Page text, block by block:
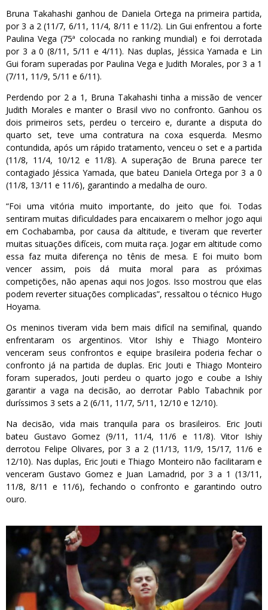
Bruna Takahashi ganhou de Daniela Ortega na primeira partida,
por 3 a 2 (11/7, 6/11, 11/4, 8/11 e 11/2). Lin Gui enfrentou a forte
Paulina Vega (75ª colocada no ranking mundial) e foi derrotada
por 3 a 0 (8/11, 5/11 e 4/11). Nas duplas, Jéssica Yamada e Lin
Gui foram superadas por Paulina Vega e Judith Morales, por 3 a 1
(7/11, 11/9, 5/11 e 6/11).
Perdendo por 2 a 1, Bruna Takahashi tinha a missão de vencer
Judith Morales e manter o Brasil vivo no confronto. Ganhou os
dois primeiros sets, perdeu o terceiro e, durante a disputa do
quarto set, teve uma contratura na coxa esquerda. Mesmo
contundida, após um rápido tratamento, venceu o set e a partida
(11/8, 11/4, 10/12 e 11/8). A superação de Bruna parece ter
contagiado Jéssica Yamada, que bateu Daniela Ortega por 3 a 0
(11/8, 13/11 e 11/6), garantindo a medalha de ouro.
“Foi uma vitória muito importante, do jeito que foi. Todas
sentiram muitas dificuldades para encaixarem o melhor jogo aqui
em Cochabamba, por causa da altitude, e tiveram que reverter
muitas situações difíceis, com muita raça. Jogar em altitude como
essa faz muita diferença no tênis de mesa. E foi muito bom
vencer assim, pois dá muita moral para as próximas
competições, não apenas aqui nos Jogos. Isso mostrou que elas
podem reverter situações complicadas”, ressaltou o técnico Hugo
Hoyama.
Os meninos tiveram vida bem mais difícil na semifinal, quando
enfrentaram os argentinos. Vitor Ishiy e Thiago Monteiro
venceram seus confrontos e equipe brasileira poderia fechar o
confronto já na partida de duplas. Eric Jouti e Thiago Monteiro
foram superados, Jouti perdeu o quarto jogo e coube a Ishiy
garantir a vaga na decisão, ao derrotar Pablo Tabachnik por
duríssimos 3 sets a 2 (6/11, 11/7, 5/11, 12/10 e 12/10).
Na decisão, vida mais tranquila para os brasileiros. Eric Jouti
bateu Gustavo Gomez (9/11, 11/4, 11/6 e 11/8). Vitor Ishiy
derrotou Felipe Olivares, por 3 a 2 (11/13, 11/9, 15/17, 11/6 e
12/10). Nas duplas, Eric Jouti e Thiago Monteiro não facilitaram e
venceram Gustavo Gomez e Juan Lamadrid, por 3 a 1 (13/11,
11/8, 8/11 e 11/6), fechando o confronto e garantindo outro
ouro.